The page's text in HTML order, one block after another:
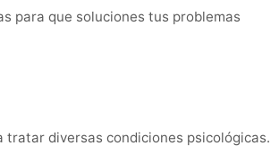
para que soluciones tus problemas
tratar diversas condiciones psicológicas.